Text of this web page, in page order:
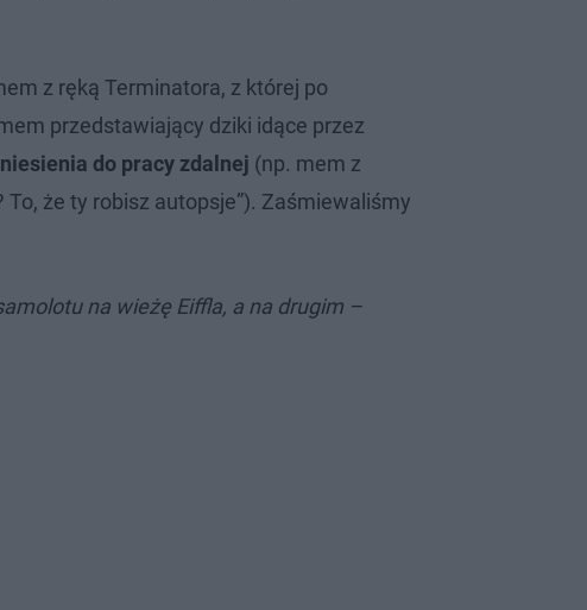
z ręką Terminatora, z której po
przedstawiający dziki idące przez
do pracy zdalnej (np. mem z
że ty robisz autopsje”). Zaśmiewaliśmy
na wieżę Eiffla, a na drugim –